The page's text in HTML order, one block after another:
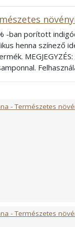
-ban porított
henna színező
állni.
vigye fel a
maradjon.
Inermis,
tartalmaz 2 pár
- Természetes
- Természetes